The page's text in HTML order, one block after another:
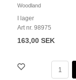
Woodland
I lager
Art nr. 98975
163,00 SEK